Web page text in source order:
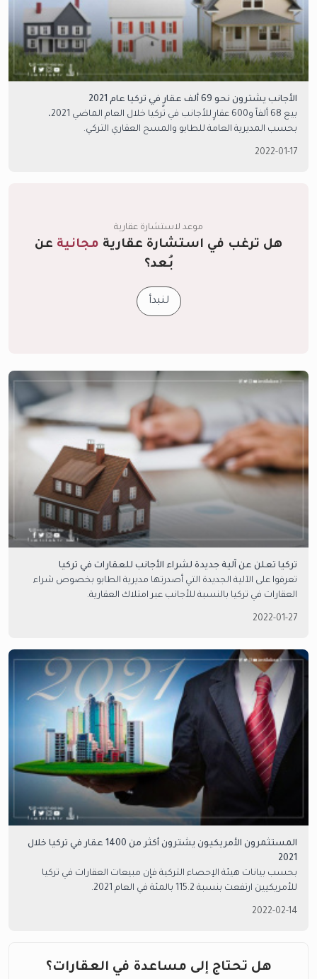
الأجانب يشترون نحو 69 ألف عقارٍ في تركيا عام 2021
بيع 68 ألفاً و600 عقارٍ للأجانب في تركيا خلال العام الماضي 2021،
بحسب المديرية العامة للطابو والمسح العقاري التركي.
2022-01-17
موعد لاستشارة عقارية
هل ترغب في استشارة عقارية مجانية عن
بُعد؟
لنبدأ
تركيا تعلن عن آلية جديدة لشراء الأجانب للعقارات في تركيا
تعرفوا على الآلية الجديدة التي أصدرتها مديرية الطابو بخصوص شراء
العقارات في تركيا بالنسبة للأجانب عبر امتلاك العقارية.
2022-01-27
المستثمرون الأمريكيون يشترون أكثر من 1400 عقار في تركيا خلال
2021
بحسب بيانات هيئة الإحصاء التركية فإن مبيعات العقارات في تركيا
للأمريكيين ارتفعت بنسبة 115.2 بالمئة في العام 2021.
2022-02-14
هل تحتاج إلى مساعدة في العقارات؟